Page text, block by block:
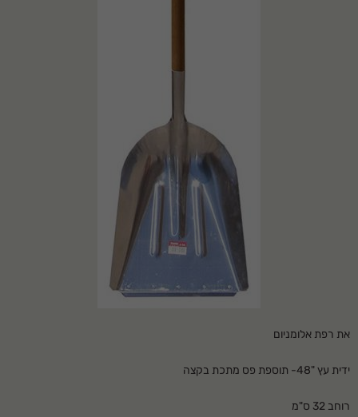
את רפת אלומניום
ידית עץ "48- תוספת פס מתכת בקצה
רוחב 32 ס"מ